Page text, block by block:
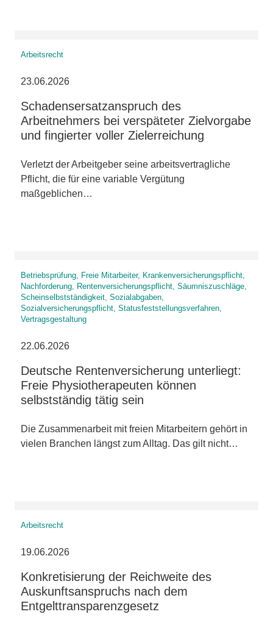
Arbeitsrecht
23.06.2026
Schadensersatzanspruch des
Arbeitnehmers bei verspäteter Zielvorgabe
und fingierter voller Zielerreichung
Verletzt der Arbeitgeber seine arbeitsvertragliche
Pflicht, die für eine variable Vergütung
maßgeblichen…
Betriebsprüfung, Freie Mitarbeiter, Krankenversicherungspflicht,
Nachforderung, Rentenversicherungspflicht, Säumniszuschläge,
Scheinselbstständigkeit, Sozialabgaben,
Sozialversicherungspflicht, Statusfeststellungsverfahren,
Vertragsgestaltung
22.06.2026
Deutsche Rentenversicherung unterliegt:
Freie Physiotherapeuten können
selbstständig tätig sein
Die Zusammenarbeit mit freien Mitarbeitern gehört in
vielen Branchen längst zum Alltag. Das gilt nicht…
Arbeitsrecht
19.06.2026
Konkretisierung der Reichweite des
Auskunftsanspruchs nach dem
Entgelttransparenzgesetz